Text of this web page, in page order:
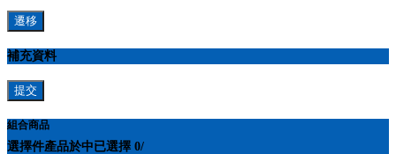
遷移
補充資料
提交
組合商品
選擇件產品於中已選擇 0/